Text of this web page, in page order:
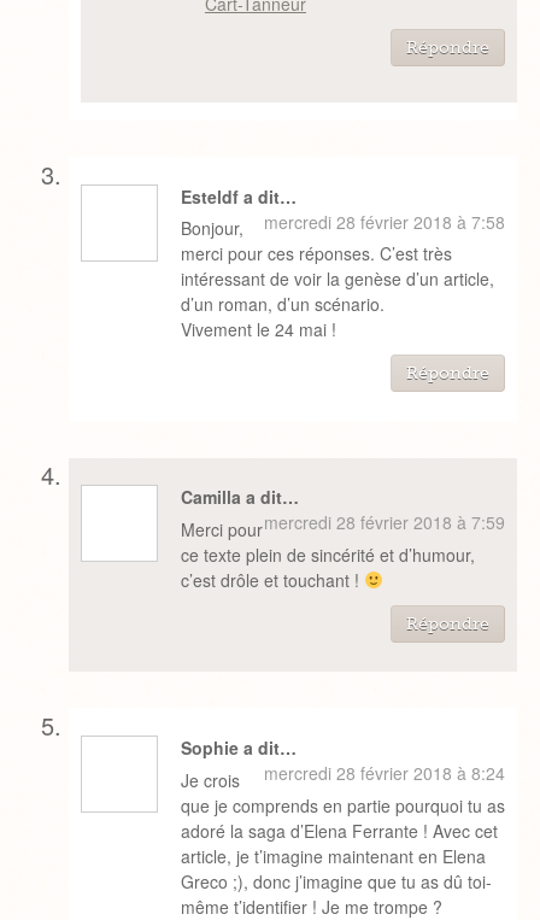
Répondre
Esteldf a dit…
mercredi 28 février 2018 à 7:58
Bonjour,
merci pour ces réponses. C’est très
intéressant de voir la genèse d’un article,
d’un roman, d’un scénario.
Vivement le 24 mai !
Répondre
Camilla a dit…
mercredi 28 février 2018 à 7:59
Merci pour
ce texte plein de sincérité et d’humour,
c’est drôle et touchant !
Répondre
Sophie a dit…
mercredi 28 février 2018 à 8:24
Je crois
que je comprends en partie pourquoi tu as
adoré la saga d’Elena Ferrante ! Avec cet
article, je t’imagine maintenant en Elena
Greco ;), donc j’imagine que tu as dû toi-
même t’identifier ! Je me trompe ?